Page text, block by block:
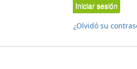
Iniciar sesión
¿Olvidó su